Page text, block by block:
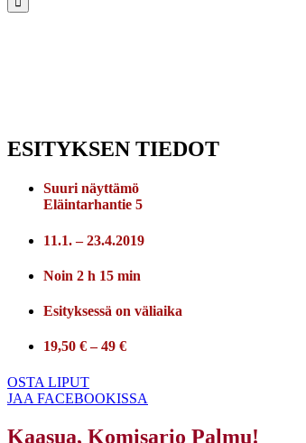
ESITYKSEN TIEDOT
Suuri näyttämö
Eläintarhantie 5
11.1. – 23.4.2019
Noin 2 h 15 min
Esityksessä on väliaika
19,50 € – 49 €
OSTA LIPUT
JAA FACEBOOKISSA
Kaasua, Komisario Palmu!